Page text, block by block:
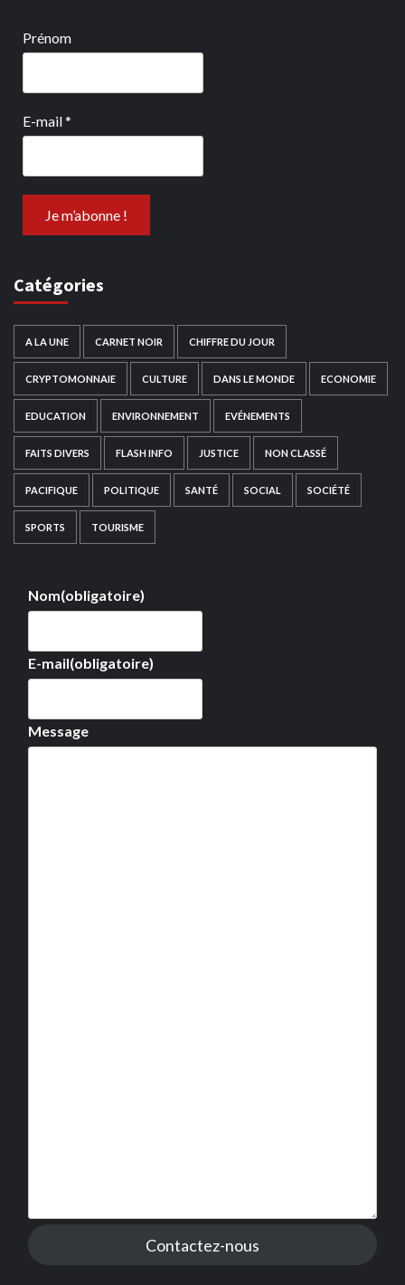
Prénom
E-mail*
Catégories
A LA UNE CARNET NOIR CHIFFRE DU JOUR
CRYPTOMONNAIE CULTURE DANS LE MONDE ECONOMIE
EDUCATION ENVIRONNEMENT EVÉNEMENTS
FAITS DIVERS FLASH INFO JUSTICE NON CLASSÉ
PACIFIQUE POLITIQUE SANTÉ SOCIAL SOCIÉTÉ
SPORTS TOURISME
Nom(obligatoire)
E-mail(obligatoire)
Message
Contactez-nous